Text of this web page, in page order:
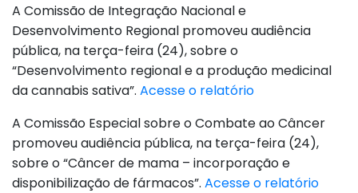
A Comissão de Integração Nacional e
Desenvolvimento Regional promoveu audiência
pública, na terça-feira (24), sobre o
“Desenvolvimento regional e a produção medicinal
da cannabis sativa”. Acesse o relatório
A Comissão Especial sobre o Combate ao Câncer
promoveu audiência pública, na terça-feira (24),
sobre o “Câncer de mama – incorporação e
disponibilização de fármacos”. Acesse o relatório